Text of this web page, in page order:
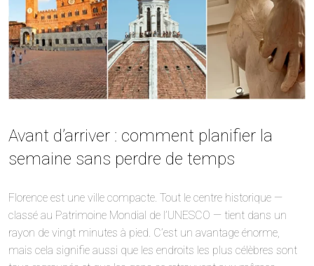
Avant d’arriver : comment planifier la
semaine sans perdre de temps
Florence est une ville compacte. Tout le centre historique —
classé au Patrimoine Mondial de l’UNESCO — tient dans un
rayon de vingt minutes à pied. C’est un avantage énorme,
mais cela signifie aussi que les endroits les plus célèbres sont